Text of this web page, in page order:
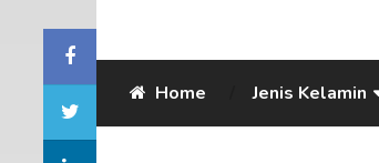
Home Jenis Kelamin